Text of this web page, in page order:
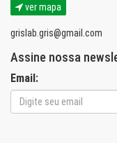
ver mapa
grislab.gris@gmail.com
Assine nossa
Email: